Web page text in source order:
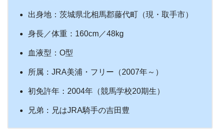
出身地：茨城県北相馬郡藤代町（現・取手市）
身長／体重：160cm／48kg
血液型：O型
所属：JRA美浦・フリー（2007年～）
初免許年：2004年（競馬学校20期生）
兄弟：兄はJRA騎手の吉田豊